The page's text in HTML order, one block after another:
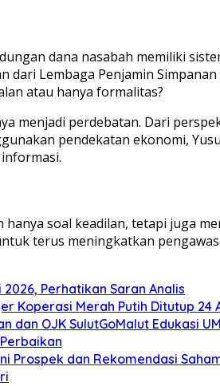
dana nasabah memiliki
Lembaga Penjamin
atau hanya formalitas?
menjadi perdebatan. Dari
pendekatan ekonomi,
soal keadilan, tetapi juga
terus meningkatkan
Perhatikan Saran Analis
Koperasi Merah Putih Ditutup 24
OJK SulutGoMalut Edukasi
Prospek dan Rekomendasi